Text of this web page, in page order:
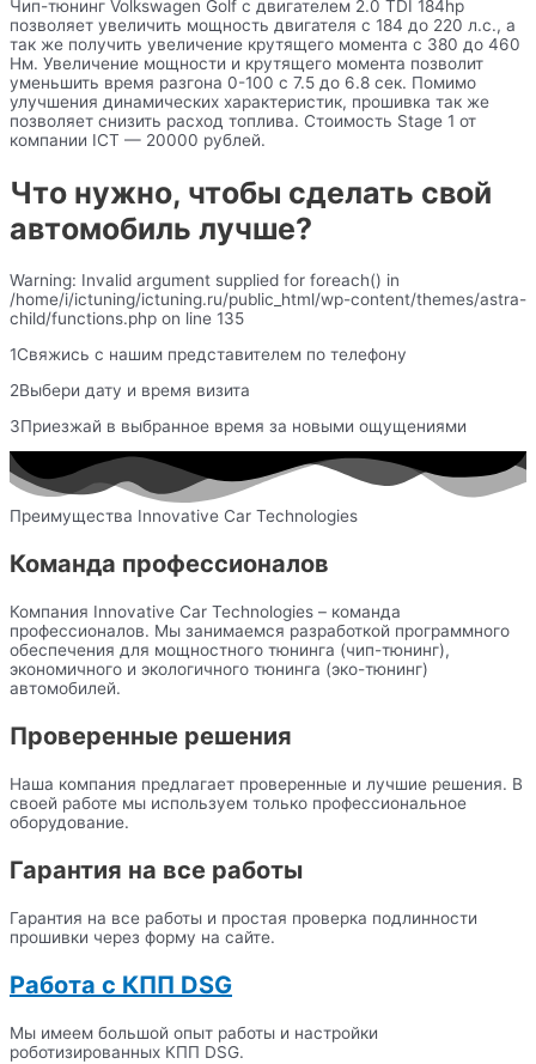
Чип-тюнинг Volkswagen Golf с двигателем 2.0 TDI 184hp
позволяет увеличить мощность двигателя с 184 до 220 л.с., а
так же получить увеличение крутящего момента с 380 до 460
Нм. Увеличение мощности и крутящего момента позволит
уменьшить время разгона 0-100 с 7.5 до 6.8 сек. Помимо
улучшения динамических характеристик, прошивка так же
позволяет снизить расход топлива. Стоимость Stage 1 от
компании ICT — 20000 рублей.
Что нужно, чтобы сделать свой
автомобиль лучше?
Warning: Invalid argument supplied for foreach() in
/home/i/ictuning/ictuning.ru/public_html/wp-content/themes/astra-
child/functions.php on line 135
1Свяжись с нашим представителем по телефону
2Выбери дату и время визита
3Приезжай в выбранное время за новыми ощущениями
Преимущества Innovative Car Technologies
Команда профессионалов
Компания Innovative Car Technologies – команда
профессионалов. Мы занимаемся разработкой программного
обеспечения для мощностного тюнинга (чип-тюнинг),
экономичного и экологичного тюнинга (эко-тюнинг)
автомобилей.
Проверенные решения
Наша компания предлагает проверенные и лучшие решения. В
своей работе мы используем только профессиональное
оборудование.
Гарантия на все работы
Гарантия на все работы и простая проверка подлинности
прошивки через форму на сайте.
Работа с КПП DSG
Мы имеем большой опыт работы и настройки
роботизированных КПП DSG.